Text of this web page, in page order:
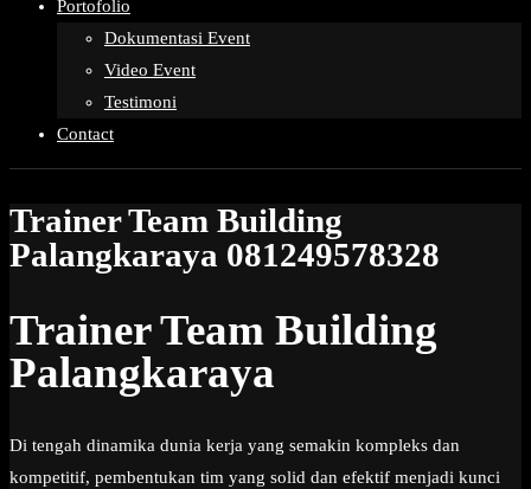
Portofolio
Dokumentasi Event
Video Event
Testimoni
Contact
Trainer Team Building
Palangkaraya 081249578328
Trainer Team Building
Palangkaraya
Di tengah dinamika dunia kerja yang semakin kompleks dan
kompetitif, pembentukan tim yang solid dan efektif menjadi kunci